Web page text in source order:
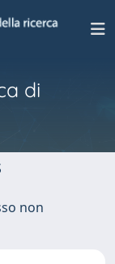
di
non